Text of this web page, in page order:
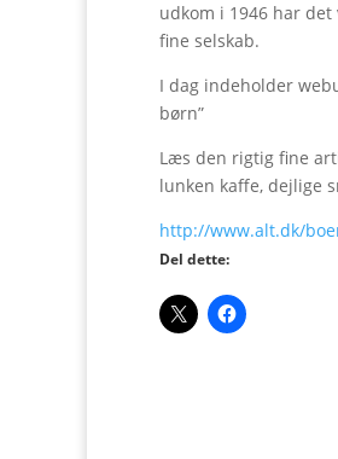
udkom i 1946 har
fine selskab.
I dag indeholder
børn”
Læs den rigtig fine
lunken kaffe, dejlige
http://www.alt.dk/
Del dette: